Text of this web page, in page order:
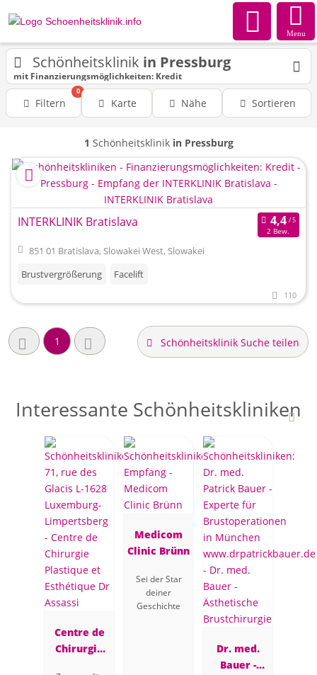
Menu
Schönheitsklinik in Pressburg
mit Finanzierungsmöglichkeiten: Kredit
Filtern
0
Karte Nähe Sortieren
1 Schönheitsklinik in Pressburg
INTERKLINIK Bratislava
2 Bew.
851 01 Bratislava, Slowakei West, Slowakei
Brustvergrößerung
Facelift
110
1 Schönheitsklinik Suche teilen
Interessante Schönheitskliniken
Centre de
Chirurgie
Medicom
Clinic Brünn
Sei der Star
deiner
Geschichte
Dr. med.
Bauer -